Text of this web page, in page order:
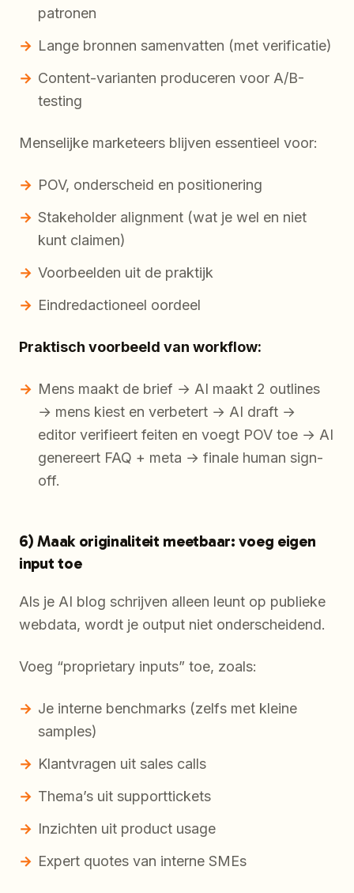
patronen
Lange bronnen samenvatten (met verificatie)
Content-varianten produceren voor A/B-
testing
Menselijke marketeers blijven essentieel voor:
POV, onderscheid en positionering
Stakeholder alignment (wat je wel en niet
kunt claimen)
Voorbeelden uit de praktijk
Eindredactioneel oordeel
Praktisch voorbeeld van workflow:
Mens maakt de brief → AI maakt 2 outlines
→ mens kiest en verbetert → AI draft →
editor verifieert feiten en voegt POV toe → AI
genereert FAQ + meta → finale human sign-
off.
6) Maak originaliteit meetbaar: voeg eigen
input toe
Als je AI blog schrijven alleen leunt op publieke
webdata, wordt je output niet onderscheidend.
Voeg “proprietary inputs” toe, zoals:
Je interne benchmarks (zelfs met kleine
samples)
Klantvragen uit sales calls
Thema’s uit supporttickets
Inzichten uit product usage
Expert quotes van interne SMEs